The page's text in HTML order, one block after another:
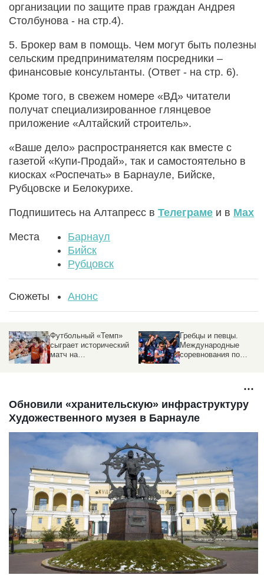
организации по защите прав граждан Андрея
Столбунова - на стр.4).
5. Брокер вам в помощь. Чем могут быть полезны
сельским предпринимателям посредники –
финансовые консультанты. (Ответ - на стр. 6).
Кроме того, в свежем номере «ВД» читатели
получат специализированное глянцевое
приложение «Алтайский строитель».
«Ваше дело» распространяется как вместе с
газетой «Купи-Продай», так и самостоятельно в
киосках «Роспечать» в Барнауле, Бийске,
Рубцовске и Белокурихе.
Подпишитесь на Алтапресс в Телеграме и в Max
Места
Барнаул
Бийск
Рубцовск
Сюжеты Анонс
Футбольный «Темп»
сыграет исторический
матч на
Гребцы и певцы.
Международные
соревнования по
Обновили «хранительскую» инфраструктуру
Художественного музея в Барнауле